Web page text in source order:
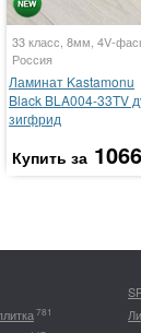
33 класс, 8мм, 4V-
Россия
Ламинат Kastamonu
Black BLA004-33TV
зигфрид
Купить за 1066
781